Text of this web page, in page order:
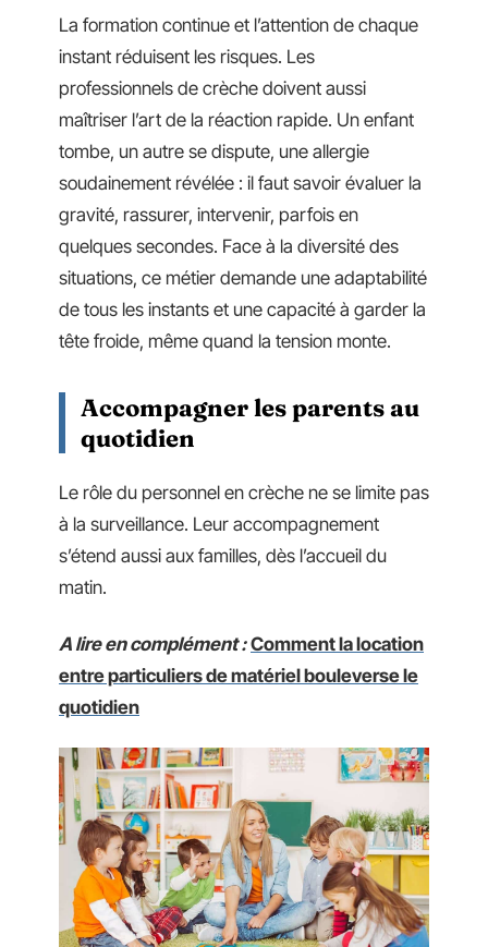
La formation continue et l’attention de chaque
instant réduisent les risques. Les
professionnels de crèche doivent aussi
maîtriser l’art de la réaction rapide. Un enfant
tombe, un autre se dispute, une allergie
soudainement révélée : il faut savoir évaluer la
gravité, rassurer, intervenir, parfois en
quelques secondes. Face à la diversité des
situations, ce métier demande une adaptabilité
de tous les instants et une capacité à garder la
tête froide, même quand la tension monte.
Accompagner les parents au
quotidien
Le rôle du personnel en crèche ne se limite pas
à la surveillance. Leur accompagnement
s’étend aussi aux familles, dès l’accueil du
matin.
A lire en complément : Comment la location
entre particuliers de matériel bouleverse le
quotidien